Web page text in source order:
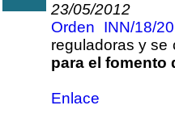
23/05/2012
Orden INN/18/
reguladoras y se
para el fomento
Enlace